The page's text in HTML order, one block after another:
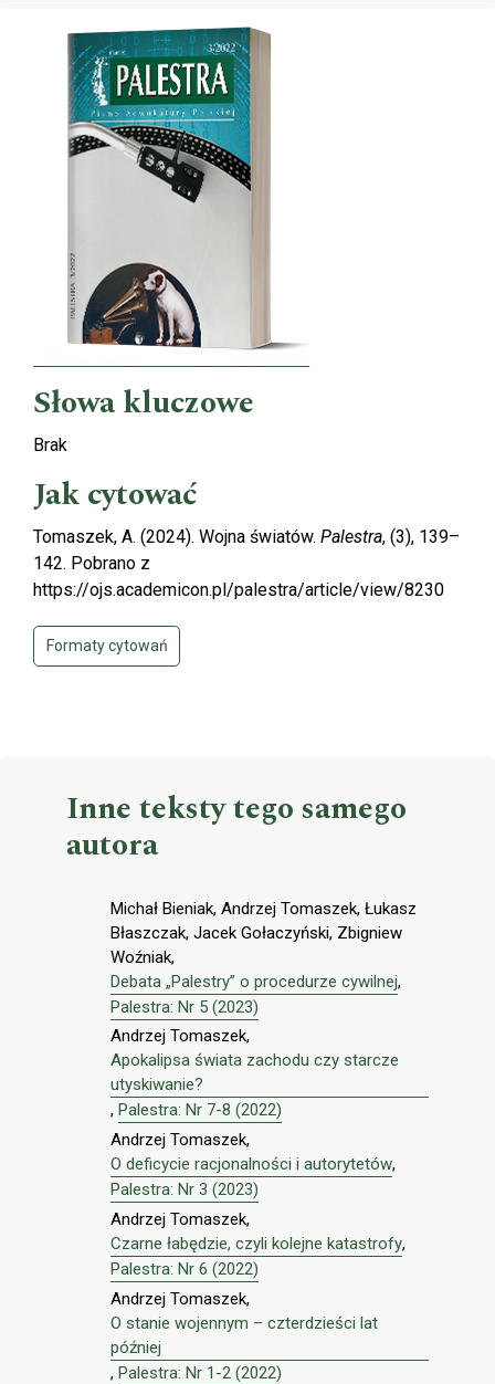
Cover image
Słowa kluczowe
Brak
Jak cytować
Tomaszek, A. (2024). Wojna światów. Palestra, (3), 139–
142. Pobrano z
https://ojs.academicon.pl/palestra/article/view/8230
Formaty cytowań
Inne teksty tego samego
autora
Michał Bieniak, Andrzej Tomaszek, Łukasz
Błaszczak, Jacek Gołaczyński, Zbigniew
Woźniak,
Debata „Palestry” o procedurze cywilnej,
Palestra: Nr 5 (2023)
Andrzej Tomaszek,
Apokalipsa świata zachodu czy starcze
utyskiwanie?
, Palestra: Nr 7-8 (2022)
Andrzej Tomaszek,
O deficycie racjonalności i autorytetów,
Palestra: Nr 3 (2023)
Andrzej Tomaszek,
Czarne łabędzie, czyli kolejne katastrofy,
Palestra: Nr 6 (2022)
Andrzej Tomaszek,
O stanie wojennym – czterdzieści lat
później
, Palestra: Nr 1-2 (2022)